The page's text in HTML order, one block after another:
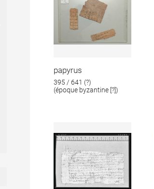
papyrus
395 / 641 (?)
(époque byzantine [?])